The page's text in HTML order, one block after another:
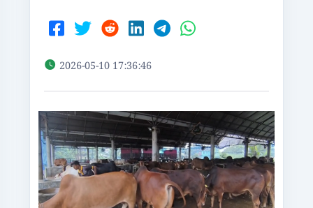
2026-05-10 17:36:46